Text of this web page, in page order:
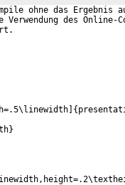
ohne das Ergebnis
des Online-